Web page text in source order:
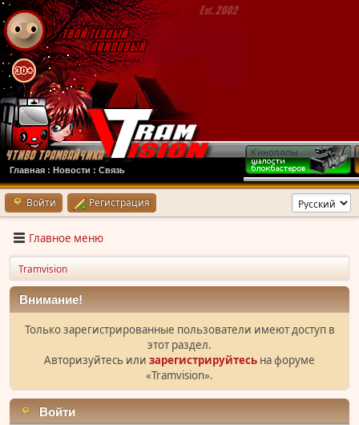
Главная : Новости : Связь
Войти Регистрация
Главное меню
Tramvision
Внимание!
Только зарегистрированные пользователи имеют доступ в
этот раздел.
Авторизуйтесь или зарегистрируйтесь на форуме
«Tramvision».
Войти